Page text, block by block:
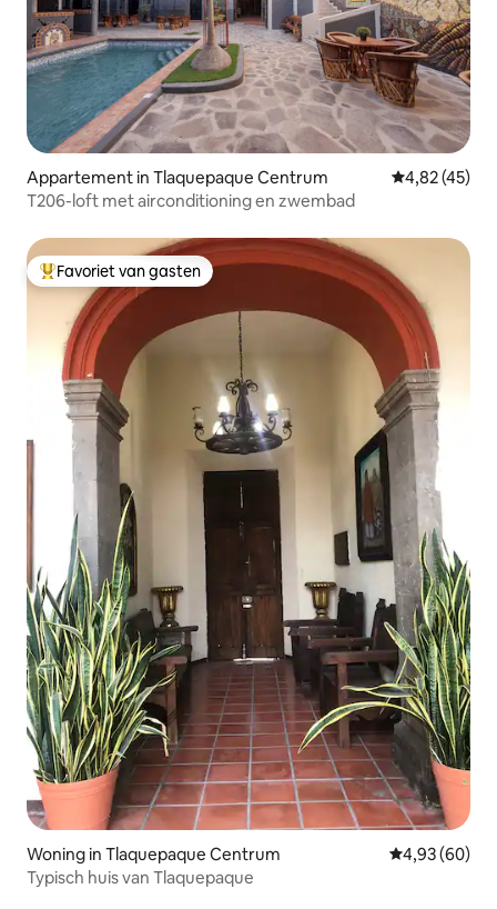
Appartement in Tlaquepaque Centrum Gemiddelde
4,82 (45)
T206-loft met airconditioning en zwembad
Topfavoriet van gasten
Favoriet van gasten
Woning in Tlaquepaque Centrum Gemiddelde
4,93 (60)
Typisch huis van Tlaquepaque